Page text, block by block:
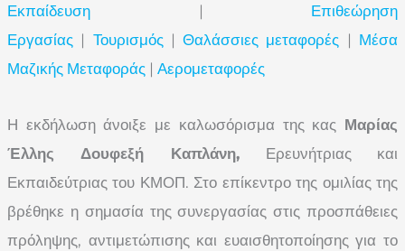
Εκπαίδευση | Επιθεώρηση
Εργασίας | Τουρισμός|Θαλάσσιες μεταφορές | Μέσα
Μαζικής Μεταφοράς | Αερομεταφορές
Η εκδήλωση άνοιξε με καλωσόρισμα της κας Μαρίας
Έλλης Δουφεξή Καπλάνη, Ερευνήτριας και
Εκπαιδεύτριας του ΚΜΟΠ. Στο επίκεντρο της ομιλίας της
βρέθηκε η σημασία της συνεργασίας στις προσπάθειες
πρόληψης, αντιμετώπισης και ευαισθητοποίησης για το